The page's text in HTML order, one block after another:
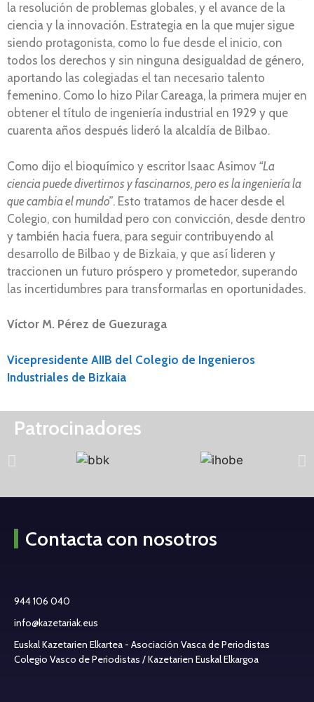
la resolución de problemas globales, y el avance de la
ciencia y la innovación. Estrategia en la que mujer sigue
siendo protagonista, como lo fue desde el inicio, con
todos los derechos y sin ninguna desigualdad de género,
aportando las colegiadas el tan necesario talento
femenino. Como lo hizo Pilar Careaga, la primera mujer en
obtener el título de ingeniería industrial en 1929 y que
cuarenta años después lideró la alcaldía de Bilbao.
Como dijo el bioquímico y escritor Isaac Asimov “La
ciencia puede divertirnos y fascinarnos, pero es la ingeniería la
que cambia el mundo”. Esto tratamos de hacer desde el
Colegio, con humildad pero con convicción, desde dentro
y también hacia fuera, para seguir contribuyendo al
desarrollo de Bilbao y de Bizkaia, y que así lideren y
traccionen un futuro próspero y prometedor, superando
las incertidumbres para transformarlas en oportunidades.
Víctor M. Pérez de Guezuraga
Vicepresidente AIIB del Colegio de Ingenieros
Industriales de Bizkaia
Patrocinadores
Contacta con nosotros
944 106 040
info@kazetariak.eus
Euskal Kazetarien Elkartea - Asociación Vasca de Periodistas
Colegio Vasco de Periodistas / Kazetarien Euskal Elkargoa